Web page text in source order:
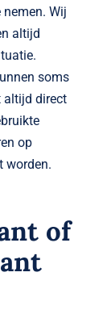
Wij
altijd
soms
altijd direct
op
worden.
of